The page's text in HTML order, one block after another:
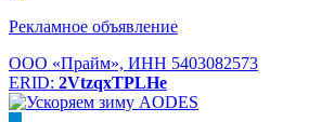
Рекламное объявление
ООО «Прайм», ИНН 5403082573
ERID: 2VtzqxTPLHe